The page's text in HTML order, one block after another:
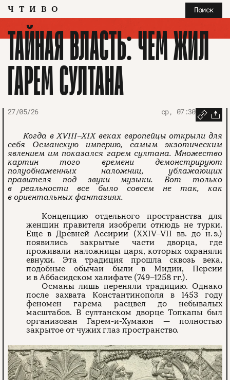
ЧТИВО Поиск
ТАЙНАЯ ВЛАСТЬ: ЧЕМ ЖИЛ
ГАРЕМ СУЛТАНА
27/05/26 ср, 07:30
Когда в XVIII–XIX веках европейцы открыли для
себя Османскую империю, самым экзотическим
явлением им показался гарем султана. Множество
картин того времени демонстрируют
полуобнаженных наложниц, ублажающих
правителя под звуки музыки. Вот только
в реальности все было совсем не так, как
в ориентальных фантазиях.
Концепцию отдельного пространства для
женщин правителя изобрели отнюдь не турки.
Еще в Древней Ассирии (XXIV–VII вв. до н. э.)
появились закрытые части дворца, где
проживали наложницы царя, которых охраняли
евнухи. Эта традиция прошла сквозь века,
подобные обычаи были в Мидии, Персии
и в Аббасидском халифате (749–1258 гг.).
Османы лишь переняли традицию. Однако
после захвата Константинополя в 1453 году
феномен гарема расцвел до небывалых
масштабов. В султанском дворце Топкапы был
организован Гарем-и-Хумаюн — полностью
закрытое от чужих глаз пространство.